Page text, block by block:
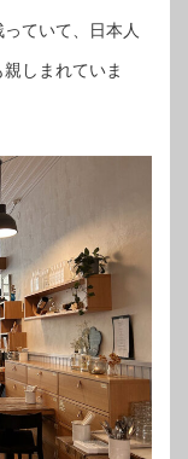
ていて、日本人
しまれていま